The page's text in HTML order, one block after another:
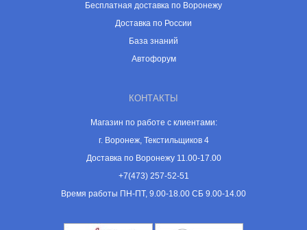
Бесплатная доставка по Воронежу
Доставка по России
База знаний
Автофорум
КОНТАКТЫ
Магазин по работе с клиентами:
г. Воронеж, Текстильщиков 4
Доставка по Воронежу 11.00-17.00
+7(473) 257-52-51
Время работы ПН-ПТ, 9.00-18.00 СБ 9.00-14.00